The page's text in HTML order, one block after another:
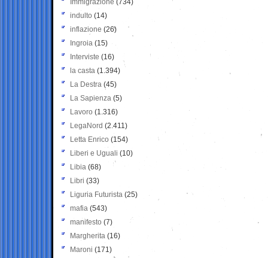
Immigrazione (734)
indulto (14)
inflazione (26)
Ingroia (15)
Interviste (16)
la casta (1.394)
La Destra (45)
La Sapienza (5)
Lavoro (1.316)
LegaNord (2.411)
Letta Enrico (154)
Liberi e Uguali (10)
Libia (68)
Libri (33)
Liguria Futurista (25)
mafia (543)
manifesto (7)
Margherita (16)
Maroni (171)